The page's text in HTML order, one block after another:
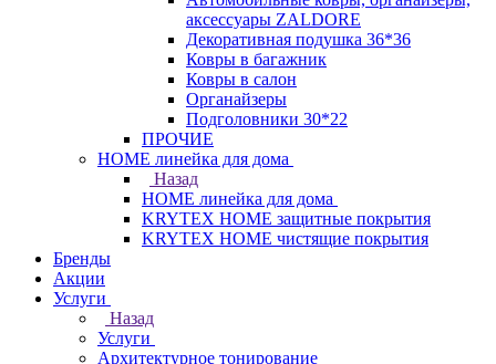
аксессуары ZALDORE
Декоративная подушка 36*36
Ковры в багажник
Ковры в салон
Органайзеры
Подголовники 30*22
ПРОЧИЕ
HOME линейка для дома
Назад
HOME линейка для дома
KRYTEX HOME защитные покрытия
KRYTEX HOME чистящие покрытия
Бренды
Акции
Услуги
Назад
Услуги
Архитектурное тонирование